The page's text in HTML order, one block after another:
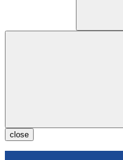
close